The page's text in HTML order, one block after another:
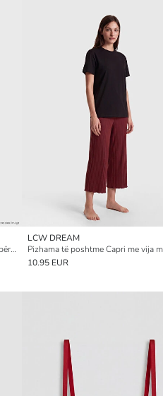
Set pizhamash me jakë të rrumbullakët për gra
LCW DREAM
10.95 EUR